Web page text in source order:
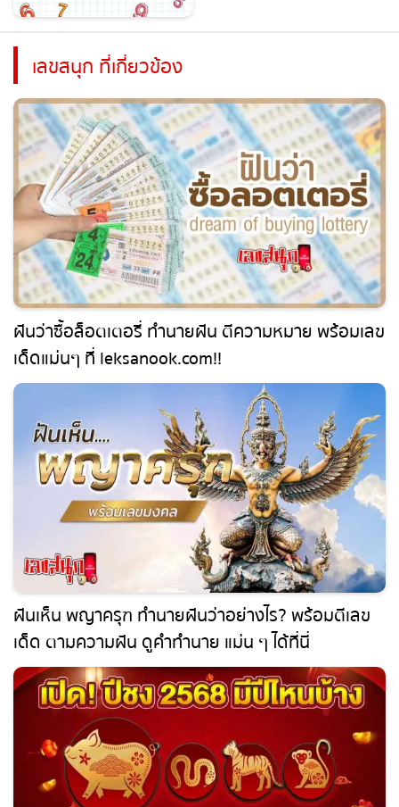
เลขสนุก ที่เกี่ยวข้อง
ฝันว่าซื้อล็อตเตอรี่ ทำนายฝัน ตีความหมาย พร้อม
เลขเด็ดแม่นๆ ที่ leksanook.com!!
ฝันเห็น พญาครุฑ ทำนายฝันว่าอย่างไร? พร้อมตีเลข
เด็ด ตามความฝัน ดูคำทำนาย แม่น ๆ ได้ที่นี่
leksanook